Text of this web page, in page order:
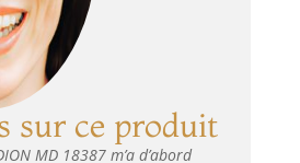
ingrédients de
votre choix et
ajoutez d'autres
préférée par
l'ouverture.
sur ce produit
MD 18387 m’a d’abord